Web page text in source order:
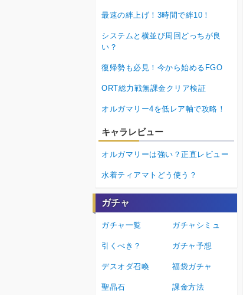
最速の絆上げ！3時間で絆10！
システムと横並び周回どっちが良
い？
復帰勢も必見！今から始めるFGO
ORT総力戦無課金クリア検証
オルガマリー4を低レア軸で攻略！
キャラレビュー
オルガマリーは強い？正直レビュー
水着ティアマトどう使う？
ガチャ
ガチャ一覧 ガチャシミュ
引くべき？ ガチャ予想
デスオダ召喚 福袋ガチャ
聖晶石 課金方法